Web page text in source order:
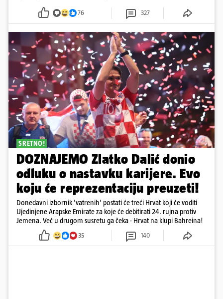
76 327
SRETNO!
DOZNAJEMO Zlatko Dalić donio
odluku o nastavku karijere. Evo
koju će reprezentaciju preuzeti!
Donedavni izbornik 'vatrenih' postati će treći Hrvat koji će voditi
Ujedinjene Arapske Emirate za koje će debitirati 24. rujna protiv
Jemena. Već u drugom susretu ga čeka - Hrvat na klupi Bahreina!
35 140